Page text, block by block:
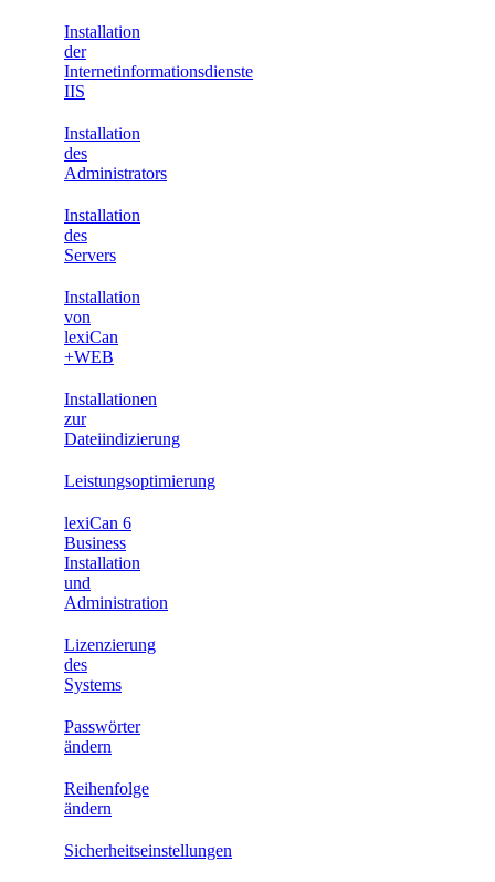
Installation
der
Internetinformationsdienste
IIS
Installation
des
Administrators
Installation
des
Servers
Installation
von
lexiCan
+WEB
Installationen
zur
Dateiindizierung
Leistungsoptimierung
lexiCan 6
Business
Installation
und
Administration
Lizenzierung
des
Systems
Passwörter
ändern
Reihenfolge
ändern
Sicherheitseinstellungen